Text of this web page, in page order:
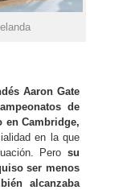
Aaron Gate
de
en Cambridge,
en la que
Pero su
ser menos
alcanzaba